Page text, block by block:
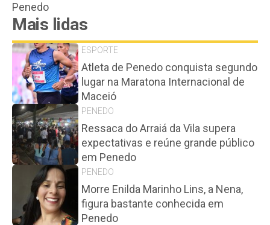
Penedo
Mais lidas
ESPORTE
Atleta de Penedo conquista segundo
lugar na Maratona Internacional de
Maceió
PENEDO
Ressaca do Arraiá da Vila supera
expectativas e reúne grande público
em Penedo
PENEDO
Morre Enilda Marinho Lins, a Nena,
figura bastante conhecida em
Penedo